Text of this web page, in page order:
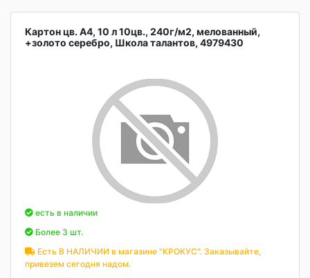
Картон цв. А4, 10 л 10цв., 240г/м2, мелованный,
+золото серебро, Школа талантов, 4979430
есть в наличии
Более 3 шт.
Есть В НАЛИЧИИ в магазине "КРОКУС". Заказывайте,
привезем сегодня надом.